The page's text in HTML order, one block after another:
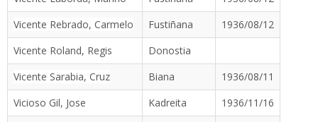
Vicente Rebrado, Carmelo
Fustiñana
1936/08/12
Vicente Roland, Regis
Donostia
Vicente Sarabia, Cruz
Biana
1936/08/11
Vicioso Gil, Jose
Kadreita
1936/11/16